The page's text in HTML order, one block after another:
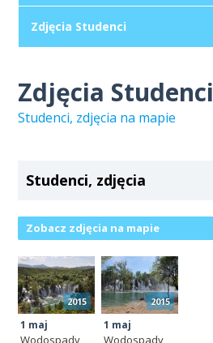
Zdjęcia Studenci
Zdjęcia Studenci
Studenci, zdjęcia na mapie
Studenci, zdjęcia
Zobacz zdjęcia na mapie
2015
1 maj
Wodospady
2015
1 maj
Wodospady